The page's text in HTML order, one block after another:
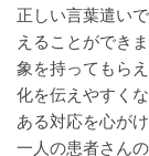
正しい言葉遣い
えることができ
象を持ってもら
化を伝えやすく
ある対応を心が
一人の患者さん